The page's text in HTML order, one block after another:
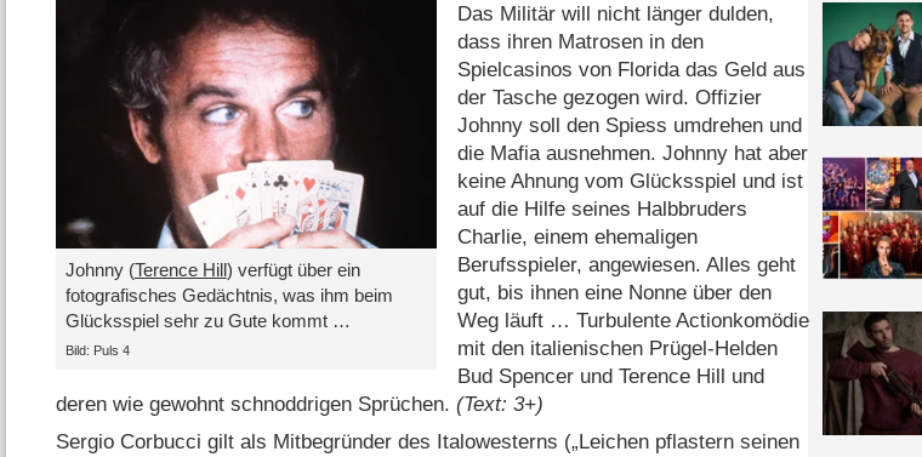
Johnny (Terence Hill) verfügt über ein
fotografisches Gedächtnis, was ihm beim
Glücksspiel sehr zu Gute kommt …
Bild: Puls 4
Das Militär will nicht länger dulden,
dass ihren Matrosen in den
Spielcasinos von Florida das Geld aus
der Tasche gezogen wird. Offizier
Johnny soll den Spiess umdrehen und
die Mafia ausnehmen. Johnny hat aber
keine Ahnung vom Glücksspiel und ist
auf die Hilfe seines Halbbruders
Charlie, einem ehemaligen
Berufsspieler, angewiesen. Alles geht
gut, bis ihnen eine Nonne über den
Weg läuft … Turbulente Actionkomödie
mit den italienischen Prügel-Helden
Bud Spencer und Terence Hill und
deren wie gewohnt schnoddrigen Sprüchen.(Text: 3+)
Sergio Corbucci gilt als Mitbegründer des Italowesterns („Leichen pflastern seinen